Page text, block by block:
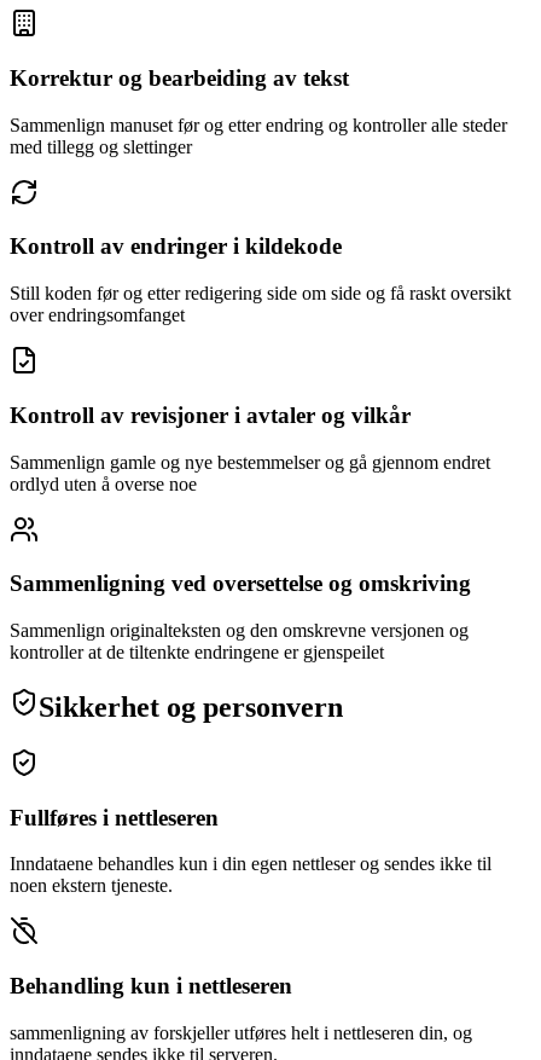
Korrektur og bearbeiding av tekst
Sammenlign manuset før og etter endring og kontroller alle steder
med tillegg og slettinger
Kontroll av endringer i kildekode
Still koden før og etter redigering side om side og få raskt oversikt
over endringsomfanget
Kontroll av revisjoner i avtaler og vilkår
Sammenlign gamle og nye bestemmelser og gå gjennom endret
ordlyd uten å overse noe
Sammenligning ved oversettelse og omskriving
Sammenlign originalteksten og den omskrevne versjonen og
kontroller at de tiltenkte endringene er gjenspeilet
Sikkerhet og personvern
Fullføres i nettleseren
Inndataene behandles kun i din egen nettleser og sendes ikke til
noen ekstern tjeneste.
Behandling kun i nettleseren
sammenligning av forskjeller utføres helt i nettleseren din, og
inndataene sendes ikke til serveren.